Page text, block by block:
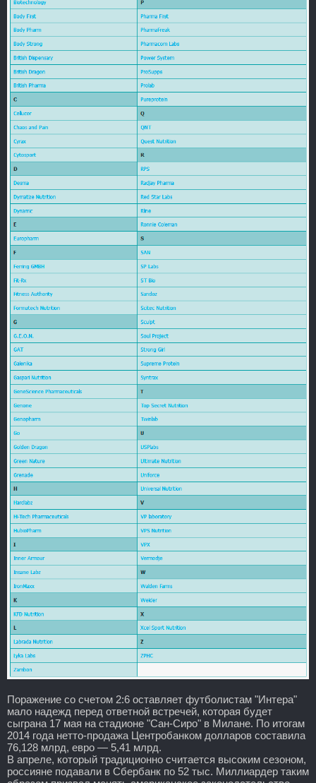
Поражение со счетом 2:6 оставляет футболистам "Интера"
мало надежд перед ответной встречей, которая будет
сыграна 17 мая на стадионе "Сан-Сиро" в Милане. По итогам
2014 года нетто-продажа Центробанком долларов составила
76,128 млрд, евро — 5,41 млрд.
В апреле, который традиционно считается высоким сезоном,
россияне подавали в Сбербанк по 52 тыс. Миллиардер таким